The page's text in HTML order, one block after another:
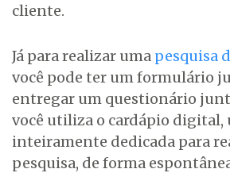
cliente.
Já para realizar uma pesquisa
você pode ter um formulário
entregar um questionário
você utiliza o cardápio digital,
inteiramente dedicada para
pesquisa, de forma